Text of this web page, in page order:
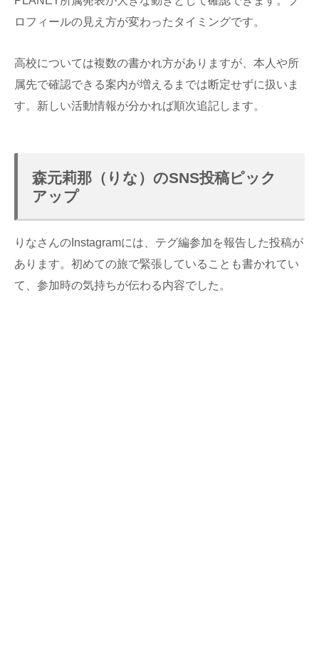
ロフィールの見え方が変わったタイミングです。
高校については複数の書かれ方がありますが、本人や所
属先で確認できる案内が増えるまでは断定せずに扱いま
す。新しい活動情報が分かれば順次追記します。
森元莉那（りな）のSNS投稿ピック
アップ
りなさんのInstagramには、テグ編参加を報告した投稿が
あります。初めての旅で緊張していることも書かれてい
て、参加時の気持ちが伝わる内容でした。